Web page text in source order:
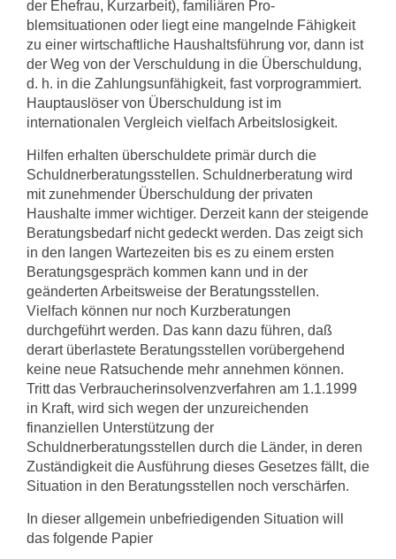
der Ehefrau, Kurzarbeit), familiären Pro­
blemsituationen oder liegt eine mangelnde Fähigkeit
zu einer wirtschaftliche Haus­haltsführung vor, dann ist
der Weg von der Verschuldung in die Überschuldung,
d. h. in die Zahlungsunfähigkeit, fast vorprogrammiert.
Hauptauslöser von Über­schuldung ist im
internationalen Vergleich vielfach Arbeitslosigkeit.
Hilfen erhalten überschuldete primär durch die
Schuldnerberatungsstellen. Schuld­nerberatung wird
mit zunehmender Überschuldung der privaten
Haushalte immer wichtiger. Derzeit kann der steigende
Beratungsbedarf nicht gedeckt werden. Das zeigt sich
in den langen Wartezeiten bis es zu einem ersten
Beratungsgespräch kommen kann und in der
geänderten Arbeitsweise der Beratungsstellen.
Vielfach können nur noch Kurzberatungen
durchgeführt werden. Das kann dazu führen, daß
derart überlastete Beratungsstellen vorübergehend
keine neue Ratsuchende mehr annehmen können.
Tritt das Verbraucherinsolvenzverfahren am 1.1.1999
in Kraft, wird sich wegen der unzureichenden
finanziellen Unterstützung der
Schuldnerberatungsstellen durch die Länder, in deren
Zuständigkeit die Ausführung dieses Gesetzes fällt, die
Situation in den Beratungsstellen noch verschärfen.
In dieser allgemein unbefriedigenden Situation will
das folgende Papier